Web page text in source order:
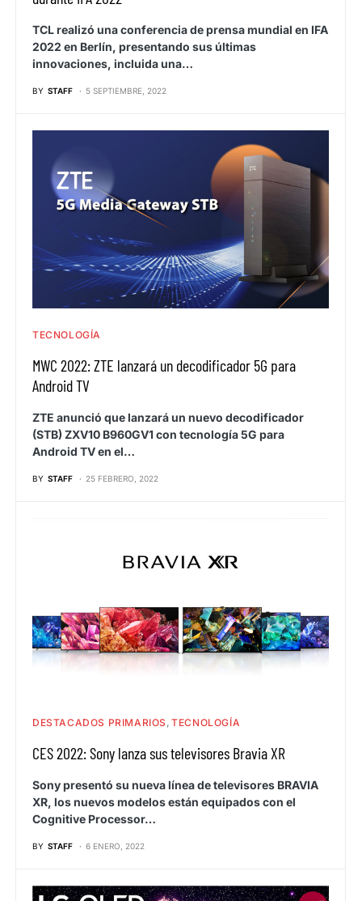
TCL realizó una conferencia de prensa mundial en IFA
2022 en Berlín, presentando sus últimas
innovaciones, incluida una…
BY STAFF 5 SEPTIEMBRE, 2022
TECNOLOGÍA
MWC 2022: ZTE lanzará un decodificador 5G para
Android TV
ZTE anunció que lanzará un nuevo decodificador
(STB) ZXV10 B960GV1 con tecnología 5G para
Android TV en el…
BY STAFF 25 FEBRERO, 2022
DESTACADOS PRIMARIOS TECNOLOGÍA
CES 2022: Sony lanza sus televisores Bravia XR
Sony presentó su nueva línea de televisores BRAVIA
XR, los nuevos modelos están equipados con el
Cognitive Processor…
BY STAFF 6 ENERO, 2022